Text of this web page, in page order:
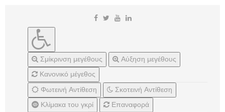
Σμίκρινση μεγέθους
Αύξηση μεγέθους
Κανονικό μέγεθος
Φωτεινή Αντίθεση
Σκοτεινή Αντίθεση
Κλίμακα του γκρί
Επαναφορά